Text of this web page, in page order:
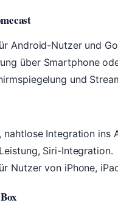
Android-Nutzer und
über Smartphone
und
nahtlose Integration ins
Siri-Integration.
Nutzer von iPhone,